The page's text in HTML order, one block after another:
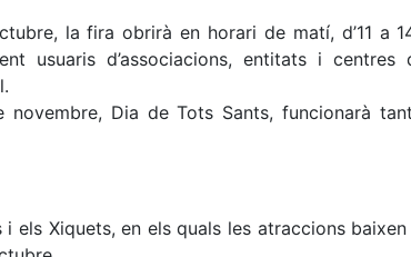
la fira obrirà en horari de matí, d’11 a
usuaris d’associacions, entitats i centres
novembre, Dia de Tots Sants, funcionarà
i els Xiquets, en els quals les atraccions